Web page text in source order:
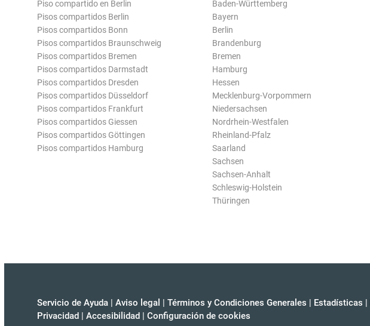
Piso compartido en Berlin
Pisos compartidos Berlin
Pisos compartidos Bonn
Pisos compartidos Braunschweig
Pisos compartidos Bremen
Pisos compartidos Darmstadt
Pisos compartidos Dresden
Pisos compartidos Düsseldorf
Pisos compartidos Frankfurt
Pisos compartidos Giessen
Pisos compartidos Göttingen
Pisos compartidos Hamburg
Baden-Württemberg
Bayern
Berlin
Brandenburg
Bremen
Hamburg
Hessen
Mecklenburg-Vorpommern
Niedersachsen
Nordrhein-Westfalen
Rheinland-Pfalz
Saarland
Sachsen
Sachsen-Anhalt
Schleswig-Holstein
Thüringen
Servicio de Ayuda | Aviso legal | Términos y Condiciones Generales | Estadísticas |
Privacidad | Accesibilidad | Configuración de cookies